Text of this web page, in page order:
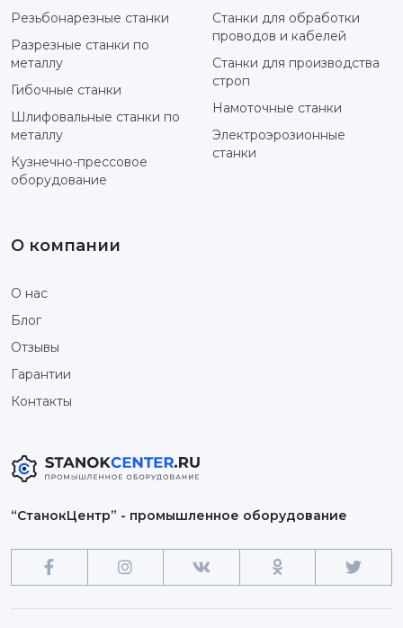
Резьбонарезные станки
Разрезные станки по
металлу
Гибочные станки
Шлифовальные станки по
металлу
Кузнечно-прессовое
оборудование
Станки для обработки
проводов и кабелей
Станки для производства
строп
Намоточные станки
Электроэрозионные
станки
О компании
О нас
Блог
Отзывы
Гарантии
Контакты
“СтанокЦентр” - промышленное оборудование